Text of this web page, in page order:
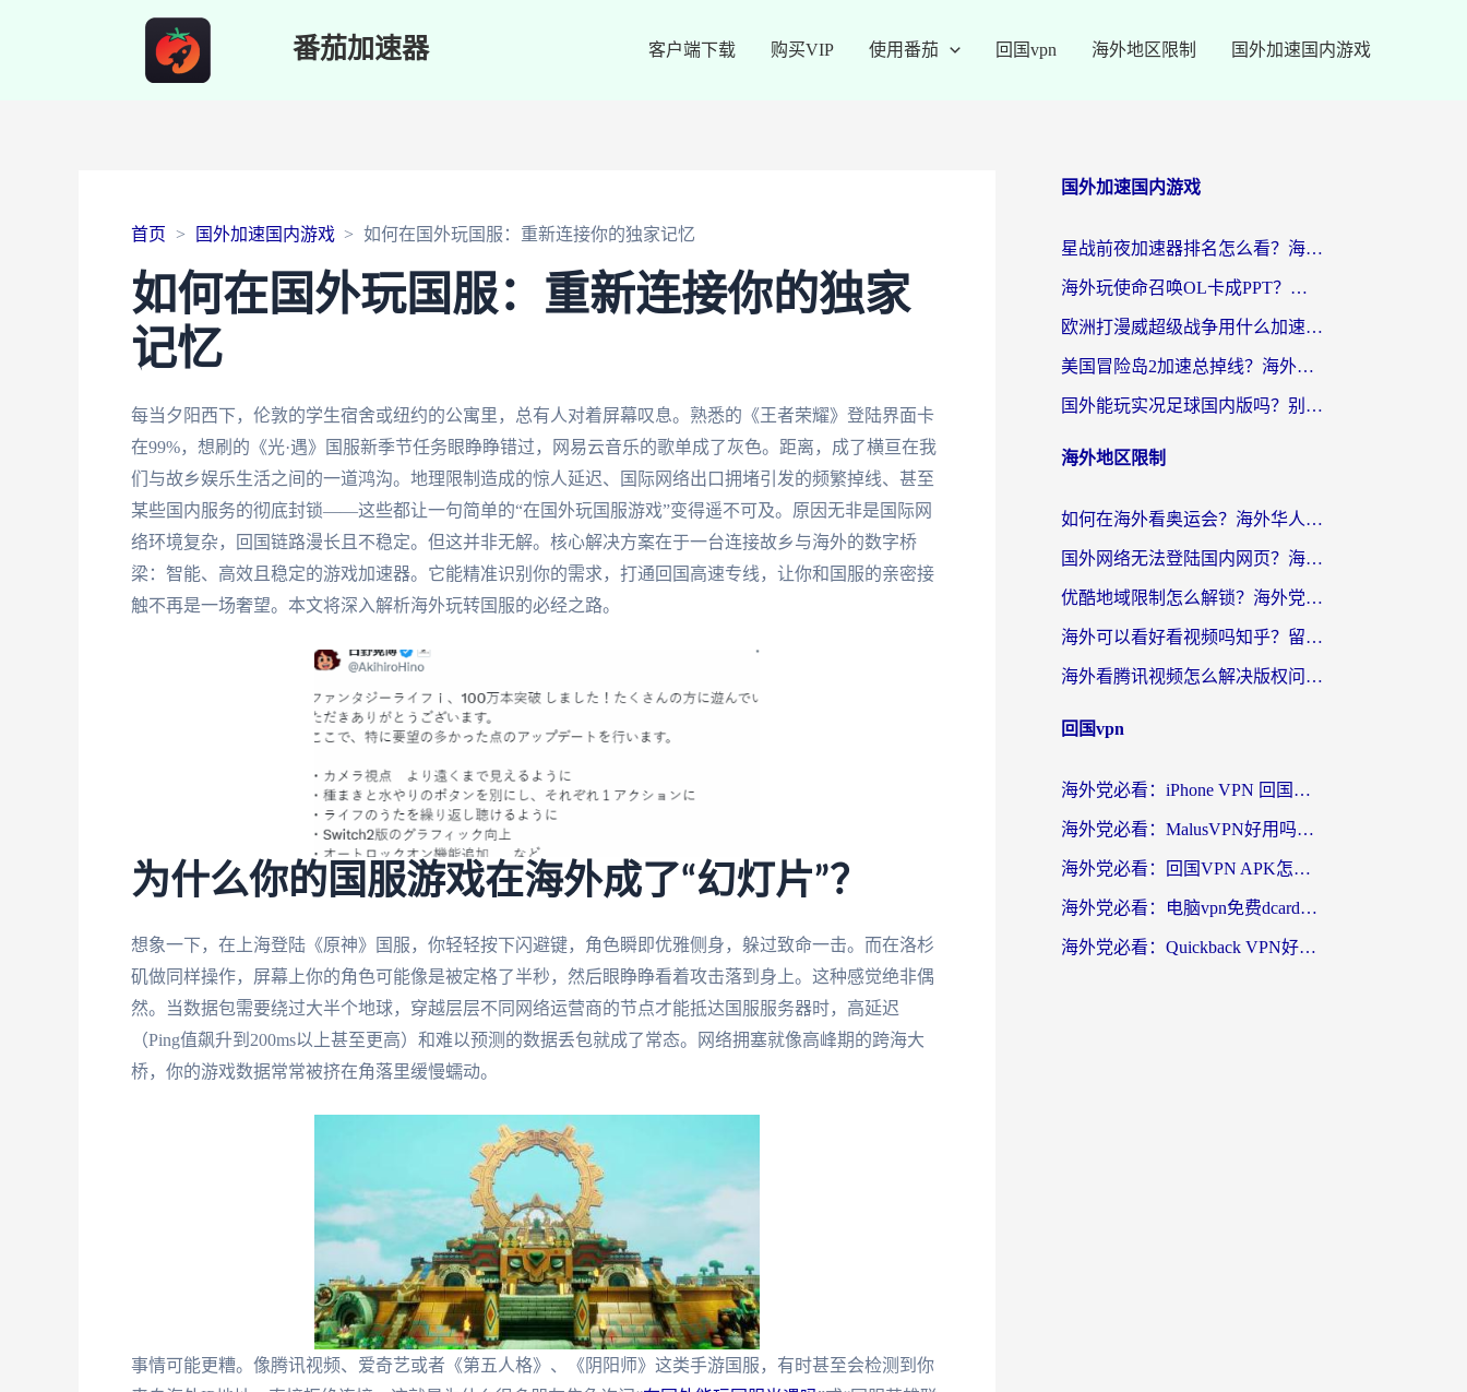
番茄加速器 客户端下载 购买VIP 使用番茄 回国vpn 海外地区限制 国外加速国内游戏
首页 国外加速国内游戏 如何在国外玩国服：重新连接你的独家记忆
如何在国外玩国服：重新连接你的独家
记忆
每当夕阳西下，伦敦的学生宿舍或纽约的公寓里，总有人对着屏幕叹息。熟悉的《王者荣耀》登陆界面卡
在99%，想刷的《光·遇》国服新季节任务眼睁睁错过，网易云音乐的歌单成了灰色。距离，成了横亘在我
们与故乡娱乐生活之间的一道鸿沟。地理限制造成的惊人延迟、国际网络出口拥堵引发的频繁掉线、甚至
某些国内服务的彻底封锁——这些都让一句简单的“在国外玩国服游戏”变得遥不可及。原因无非是国际网
络环境复杂，回国链路漫长且不稳定。但这并非无解。核心解决方案在于一台连接故乡与海外的数字桥
梁：智能、高效且稳定的游戏加速器。它能精准识别你的需求，打通回国高速专线，让你和国服的亲密接
触不再是一场奢望。本文将深入解析海外玩转国服的必经之路。
为什么你的国服游戏在海外成了“幻灯片”？
想象一下，在上海登陆《原神》国服，你轻轻按下闪避键，角色瞬即优雅侧身，躲过致命一击。而在洛杉
矶做同样操作，屏幕上你的角色可能像是被定格了半秒，然后眼睁睁看着攻击落到身上。这种感觉绝非偶
然。当数据包需要绕过大半个地球，穿越层层不同网络运营商的节点才能抵达国服服务器时，高延迟
（Ping值飙升到200ms以上甚至更高）和难以预测的数据丢包就成了常态。网络拥塞就像高峰期的跨海大
桥，你的游戏数据常常被挤在角落里缓慢蠕动。
事情可能更糟。像腾讯视频、爱奇艺或者《第五人格》、《阴阳师》这类手游国服，有时甚至会检测到你
国外加速国内游戏
星战前夜加速器排名怎么看？海外玩家国服游戏畅玩终极指南（附欧洲玩跑跑我的起源解决方案）
海外玩使命召唤OL卡成PPT？苹果用户必看：使命召唤OL国外加速器下载苹果版指南
欧洲打漫威超级战争用什么加速器？3个海外游戏卡顿问题一次解决（附实测推荐）
美国冒险岛2加速总掉线？海外玩家必看的国服游戏加速器选择指南
国外能玩实况足球国内版吗？别再卡成PPT！海外党国服游戏加速全攻略
海外地区限制
如何在海外看奥运会？海外华人必看的体育赛事直播终极指南
国外网络无法登陆国内网页？海外党必看：选对回国加速器实现无缝访问
优酷地域限制怎么解锁？海外党亲测有效的追剧自由指南
海外可以看好看视频吗知乎？留学生亲测有效的回国追剧解决方案
海外看腾讯视频怎么解决版权问题呢？3步让你轻松解锁国内影视自由
回国vpn
海外党必看：iPhone VPN 回国怎么选？一篇搞定无缝访问国内资源
海外党必看：MalusVPN好用吗？和畅游VPN对比哪个回国效果更好？附穿梭飞鱼神龟真实体验
海外党必看：回国VPN APK怎么选？3步教你无缝刷国内剧玩国服
海外党必看：电脑vpn免费dcard真的靠谱吗？教你选对回国加速器无缝访问国内资源
海外党必看：Quickback VPN好用吗？和小黑牛VPN对比哪个回国效果更好？附真实体验+避坑指南